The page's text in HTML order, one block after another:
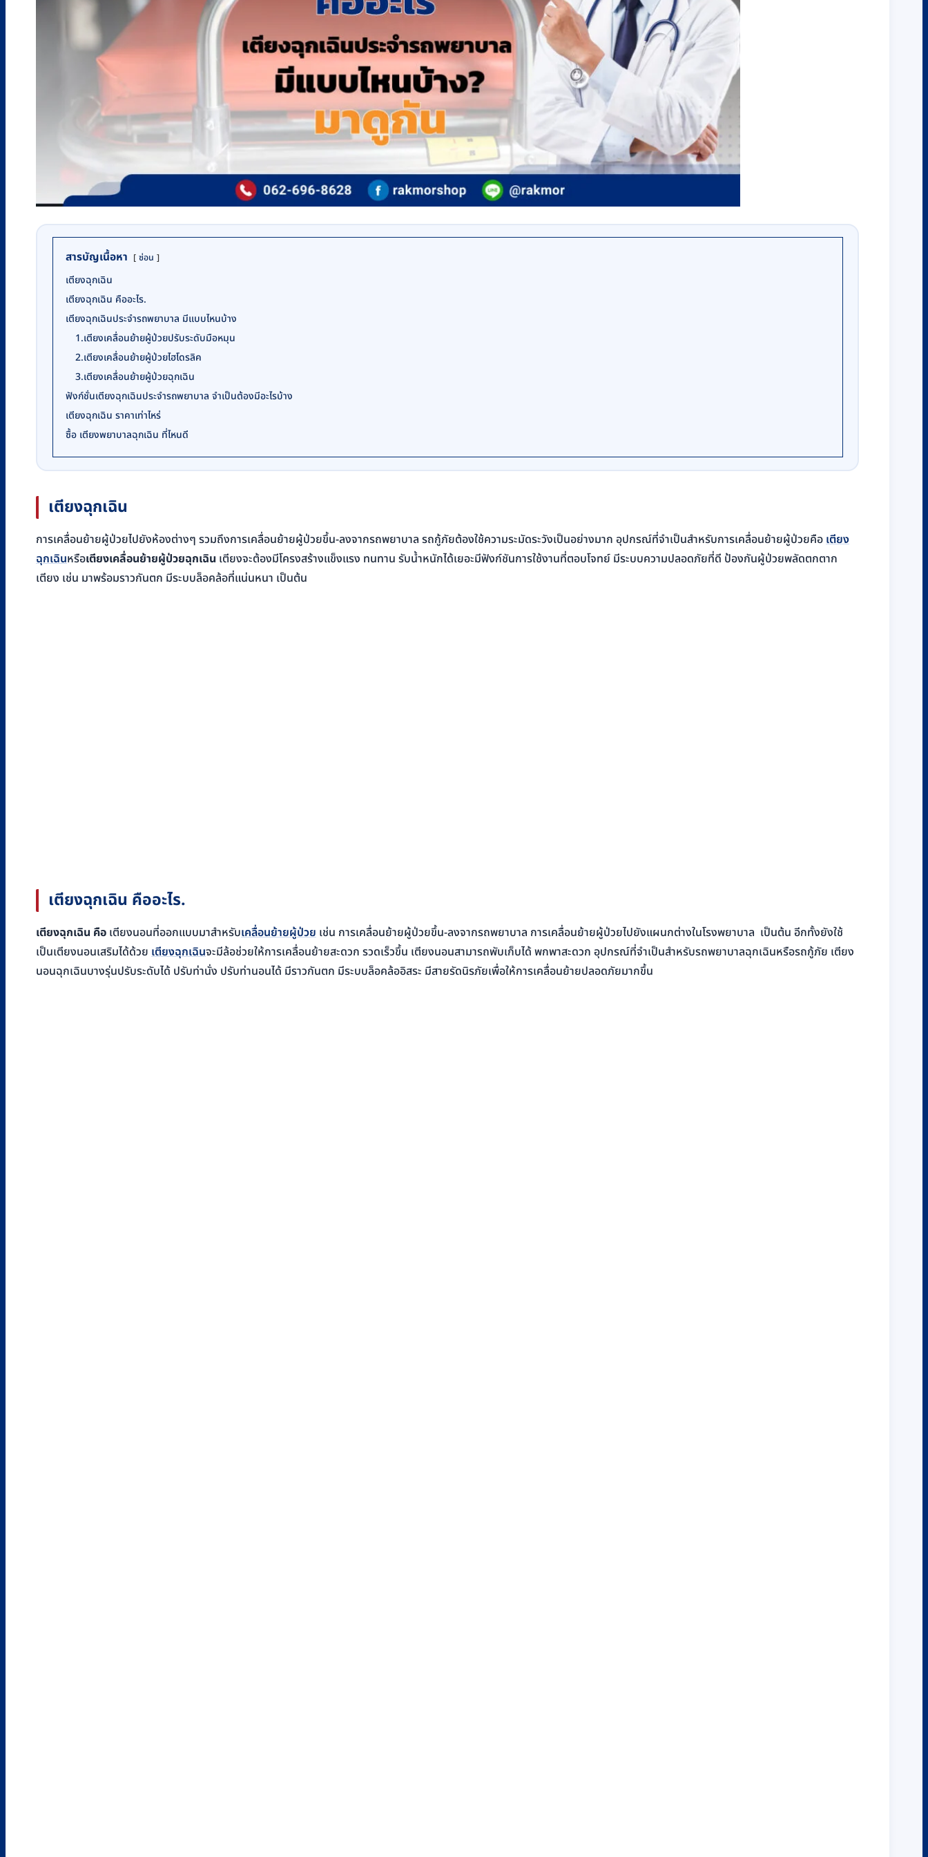
สารบัญเนื้อหา ซ่อน
เตียงฉุกเฉิน
เตียงฉุกเฉิน คืออะไร.
เตียงฉุกเฉินประจำรถพยาบาล มีแบบไหนบ้าง
1.เตียงเคลื่อนย้ายผู้ป่วยปรับระดับมือหมุน
2.เตียงเคลื่อนย้ายผู้ป่วยไฮโดรลิค
3.เตียงเคลื่อนย้ายผู้ป่วยฉุกเฉิน
ฟังก์ชั่นเตียงฉุกเฉินประจำรถพยาบาล จำเป็นต้องมีอะไรบ้าง
เตียงฉุกเฉิน ราคาเท่าไหร่
ซื้อ เตียงพยาบาลฉุกเฉิน ที่ไหนดี
เตียงฉุกเฉิน
การเคลื่อนย้ายผู้ป่วยไปยังห้องต่างๆ รวมถึงการเคลื่อนย้ายผู้ป่วยขึ้น-ลงจากรถพยาบาล รถกู้ภัยต้องใช้ความระมัดระวังเป็นอย่างมาก อุปกรณ์ที่จำเป็นสำหรับการเคลื่อนย้ายผู้ป่วยคือ เตียง
ฉุกเฉินหรือเตียงเคลื่อนย้ายผู้ป่วยฉุกเฉิน เตียงจะต้องมีโครงสร้างแข็งแรง ทนทาน รับน้ำหนักได้เยอะมีฟังก์ชันการใช้งานที่ตอบโจทย์ มีระบบความปลอดภัยที่ดี ป้องกันผู้ป่วยพลัดตกตาก
เตียง เช่น มาพร้อมราวกันตก มีระบบล็อคล้อที่แน่นหนา เป็นต้น
เตียงฉุกเฉิน คืออะไร.
เตียงฉุกเฉิน คือ เตียงนอนที่ออกแบบมาสำหรับเคลื่อนย้ายผู้ป่วย เช่น การเคลื่อนย้ายผู้ป่วยขึ้น-ลงจากรถพยาบาล การเคลื่อนย้ายผู้ป่วยไปยังแผนกต่างในโรงพยาบาล เป็นต้น อีกทั้งยังใช้
เป็นเตียงนอนเสริมได้ด้วย เตียงฉุกเฉินจะมีล้อช่วยให้การเคลื่อนย้ายสะดวก รวดเร็วขึ้น เตียงนอนสามารถพับเก็บได้ พกพาสะดวก อุปกรณ์ที่จำเป็นสำหรับรถพยาบาลฉุกเฉินหรือรถกู้ภัย เตียง
นอนฉุกเฉินบางรุ่นปรับระดับได้ ปรับท่านั่ง ปรับท่านอนได้ มีราวกันตก มีระบบล็อคล้ออิสระ มีสายรัดนิรภัยเพื่อให้การเคลื่อนย้ายปลอดภัยมากขึ้น